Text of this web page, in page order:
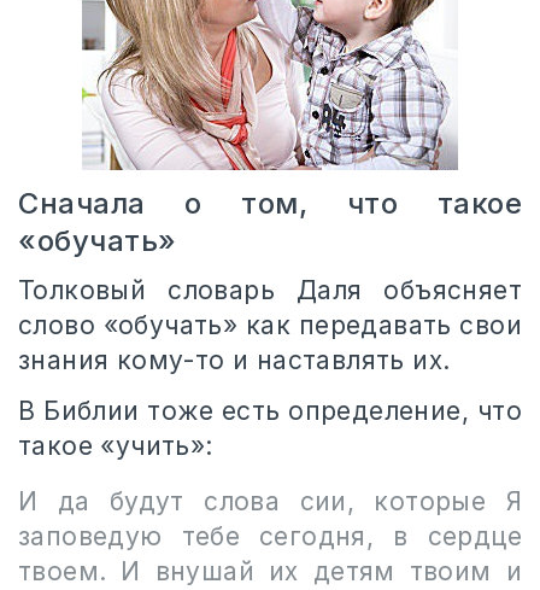
Сначала о том, что такое
«обучать»
Толковый словарь Даля объясняет
слово «обучать» как передавать свои
знания кому-то и наставлять их.
В Библии тоже есть определение, что
такое «учить»:
И да будут слова сии, которые Я
заповедую тебе сегодня, в сердце
твоем. И внушай их детям твоим и